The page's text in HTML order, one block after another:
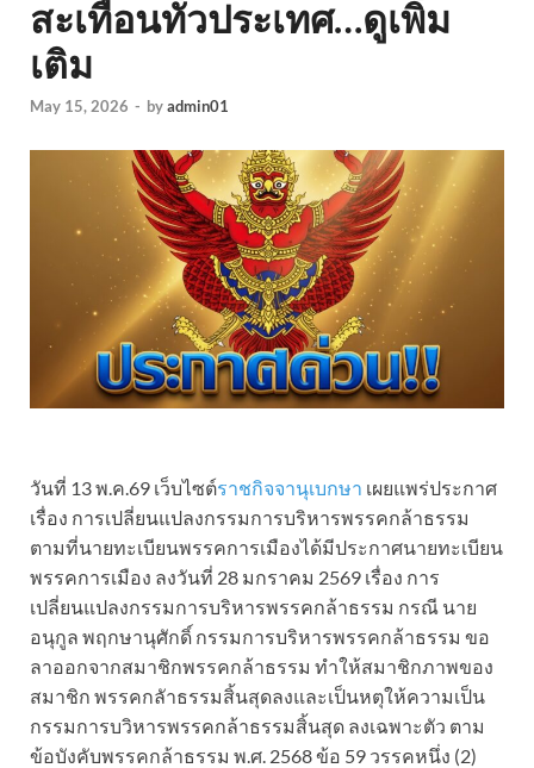
สะเทือนทั่วประเทศ…ดูเพิ่ม
เติม
May 15, 2026 - byadmin01
วันที่ 13 พ.ค.69 เว็บไซต์ราชกิจจานุเบกษา เผยแพร่ประกาศ
เรื่อง การเปลี่ยนแปลงกรรมการบริหารพรรคกล้าธรรม
ตามที่นายทะเบียนพรรคการเมืองได้มีประกาศนายทะเบียน
พรรคการเมือง ลงวันที่ 28 มกราคม 2569 เรื่อง การ
เปลี่ยนแปลงกรรมการบริหารพรรคกล้าธรรม กรณี นาย
อนุกูล พฤกษานุศักดิ์ กรรมการบริหารพรรคกล้าธรรม ขอ
ลาออกจากสมาชิกพรรคกล้าธรรม ทำให้สมาชิกภาพของ
สมาชิก พรรคกลัาธรรมสิ้นสุดลงและเป็นหตุให้ความเป็น
กรรมการบวิหารพรรคกล้าธรรมสิ้นสุด ลงเฉพาะตัว ตาม
ข้อบังคับพรรคกล้าธรรม พ.ศ. 2568 ข้อ 59 วรรคหนึ่ง (2)